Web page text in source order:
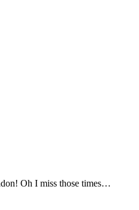
Oh I miss those times…